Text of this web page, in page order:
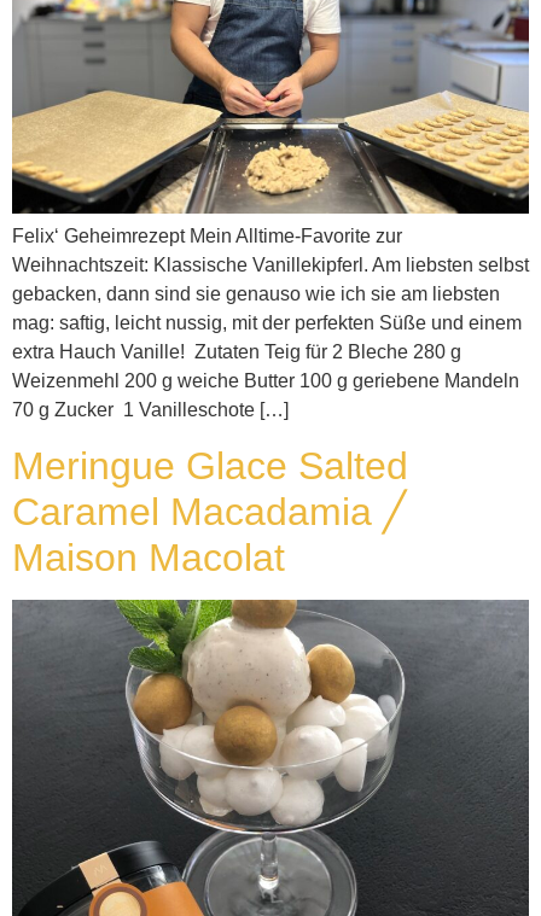
Felix‘ Geheimrezept Mein Alltime-Favorite zur
Weihnachtszeit: Klassische Vanillekipferl. Am liebsten selbst
gebacken, dann sind sie genauso wie ich sie am liebsten
mag: saftig, leicht nussig, mit der perfekten Süße und einem
extra Hauch Vanille! Zutaten Teig für 2 Bleche 280 g
Weizenmehl 200 g weiche Butter 100 g geriebene Mandeln
70 g Zucker 1 Vanilleschote […]
Meringue Glace Salted
Caramel Macadamia ╱
Maison Macolat